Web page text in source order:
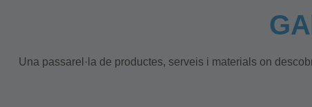
Una passarel·la de productes, serveis i materials on